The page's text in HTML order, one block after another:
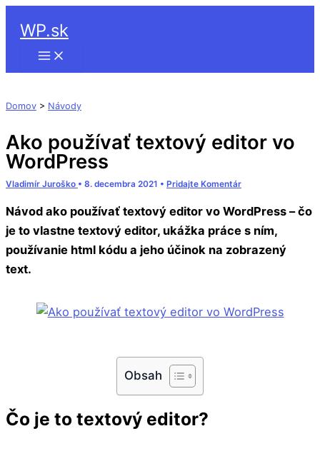
obsah
WP.sk
Domov > Návody
Ako používať textový editor vo
WordPress
Vladimír Juroško • 8. decembra 2021 • Pridajte Komentár
Návod ako používať textový editor vo WordPress – čo
je to vlastne textový editor, ukážka práce s ním,
používanie html kódu a jeho účinok na zobrazený
text.
Obsah
Čo je to textový editor?